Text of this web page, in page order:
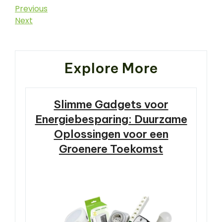
Berichtnavigatie
Previous
Post
Previous
Next
Next
Explore More
Slimme Gadgets voor
Energiebesparing: Duurzame
Oplossingen voor een
Groenere Toekomst